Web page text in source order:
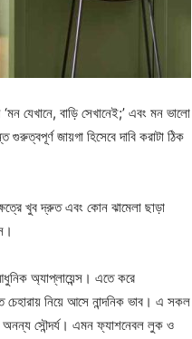
যেখানে, বাড়ি সেখানেই;’ এবং মন ভালো
জায়গা হিসেবে দাবি করাটা ঠিক
খুব দ্রুত এবং কোন ঝামেলা ছাড়া
অ্যাপ্লায়েন্স। এতে করে
চেহারায় নিয়ে আসে নান্দনিক ভাব। এ সকল
অনন্য সৌন্দর্য। এমন ফ্যাশনেবল লুক ও